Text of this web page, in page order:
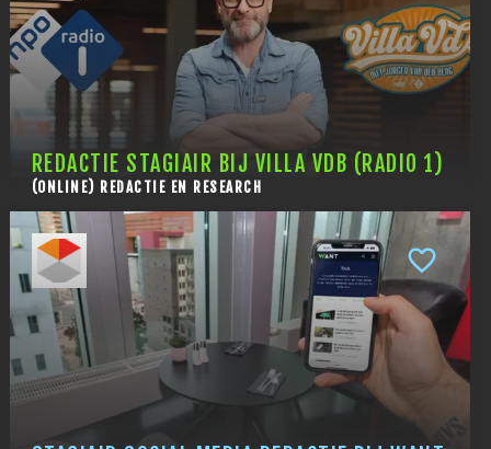
REDACTIE STAGIAIR BIJ VILLA VDB (RADIO 1)
(ONLINE) REDACTIE EN RESEARCH